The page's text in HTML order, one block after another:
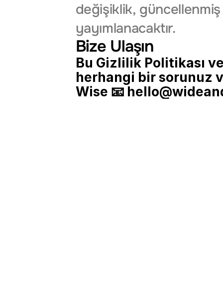
değişiklik,
yayımlanacaktır.
Bize Ulaşın
Bu Gizlilik Politikası
herhangi bir sorunuz
Wise 📧